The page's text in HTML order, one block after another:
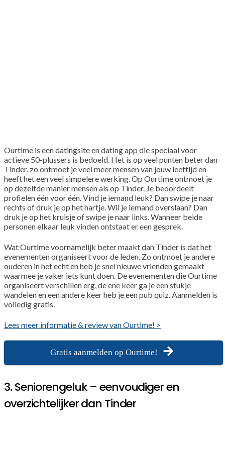
Ourtime is een datingsite en dating app die speciaal voor
actieve 50-plussers is bedoeld. Het is op veel punten beter dan
Tinder, zo ontmoet je veel meer mensen van jouw leeftijd en
heeft het een veel simpelere werking. Op Ourtime ontmoet je
op dezelfde manier mensen als op Tinder. Je beoordeelt
profielen één voor één. Vind je iemand leuk? Dan swipe je naar
rechts of druk je op het hartje. Wil je iemand overslaan? Dan
druk je op het kruisje of swipe je naar links. Wanneer beide
personen elkaar leuk vinden ontstaat er een gesprek.
Wat Ourtime voornamelijk beter maakt dan Tinder is dat het
evenementen organiseert voor de leden. Zo ontmoet je andere
ouderen in het echt en heb je snel nieuwe vrienden gemaakt
waarmee je vaker iets kunt doen. De evenementen die Ourtime
organiseert verschillen erg, de ene keer ga je een stukje
wandelen en een andere keer heb je een pub quiz. Aanmelden is
volledig gratis.
Lees meer informatie & review van Ourtime! >
Gratis aanmelden op Ourtime!
3. Seniorengeluk – eenvoudiger en
overzichtelijker dan Tinder